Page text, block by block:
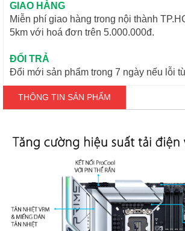
GIAO HÀNG
Miễn phí giao hàng trong nội thành
5km với hoá đơn trên 5.000.000đ.
ĐỔI TRẢ
Đổi mới sản phẩm trong 7 ngày nếu lỗi
THÔNG TIN SẢN PHẨM